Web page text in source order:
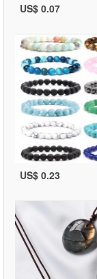
US$ 0.07
US$ 0.23